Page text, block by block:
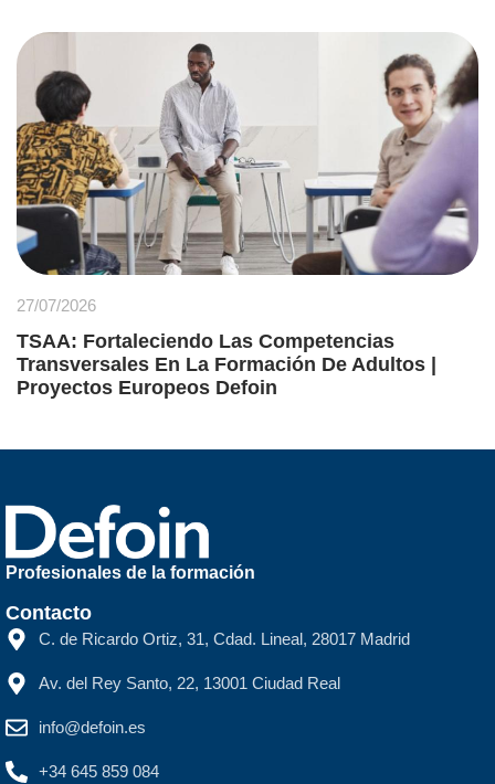
27/07/2026
TSAA: Fortaleciendo Las Competencias
Transversales En La Formación De Adultos |
Proyectos Europeos Defoin
Profesionales de la formación
Contacto
C. de Ricardo Ortiz, 31, Cdad. Lineal, 28017 Madrid
Av. del Rey Santo, 22, 13001 Ciudad Real
info@defoin.es
+34 645 859 084